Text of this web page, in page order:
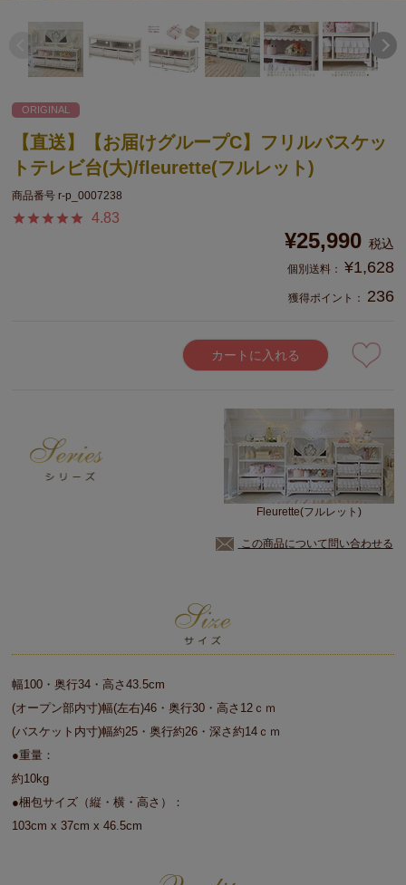
ORIGINAL
【直送】【お届けグループC】フリルバスケッ
トテレビ台(大)/fleurette(フルレット)
商品番号 r-p_0007238
4.83
¥25,990 税込
¥1,628
獲得ポイント： 236
カートに入れる
Fleurette(フルレット)
この商品について問い合わせる
幅100・奥行34・高さ43.5cm
(オープン部内寸)幅(左右)46・奥行30・高さ12ｃｍ
(バスケット内寸)幅約25・奥行約26・深さ約14ｃｍ
●重量：
約10kg
●梱包サイズ（縦・横・高さ）：
103cm x 37cm x 46.5cm